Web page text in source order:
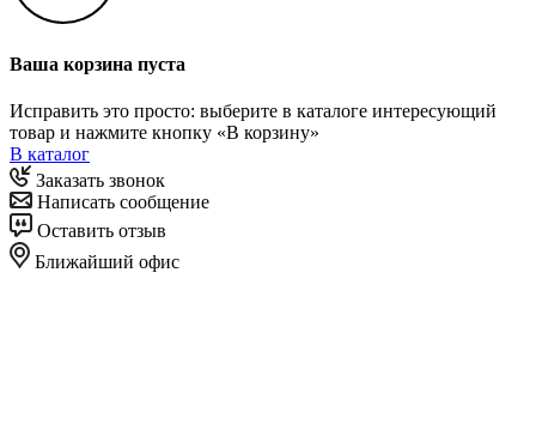
Ваша корзина пуста
Исправить это просто: выберите в каталоге интересующий
товар и нажмите кнопку «В корзину»
В каталог
Заказать звонок
Написать сообщение
Оставить отзыв
Ближайший офис